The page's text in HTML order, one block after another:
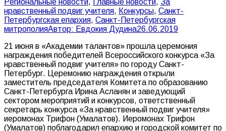
Pегиональные новости, Главные новости, За
нравственный подвиг учителя, Конкурсы, Санкт-
Петербургская епархия, Санкт-Петербургская
митрополияАвтор: Евдокия Дудина26.06.2019
21 июня в «Академии талантов» прошла церемония
награждения победителей Всероссийского конкурса «За
нравственный подвиг учителя» по городу Санкт-
Петербург. Церемонию награждения открыли
заместитель председателя Комитета по образованию
Санкт-Петербурга Ирина Асланян и заведующий
сектором мероприятий и конкурсов, ответственный
секретарь конкурса «За нравственный подвиг учителя»
иеромонах Трифон (Умалатов). Иеромонах Трифон
(Умалатов) поблагодарил епархию и городской комитет по